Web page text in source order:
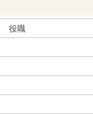
役職